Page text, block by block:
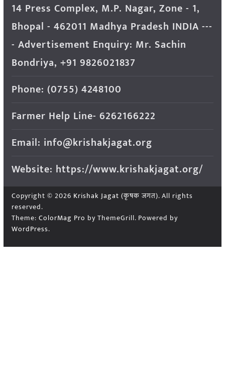
14 Press Complex, M.P. Nagar, Zone - 1,
Bhopal - 462011 Madhya Pradesh INDIA ---
- Advertisement Enquiry: Mr. Sachin
Bondriya, +91 9826021837
Phone: (0755) 4248100
Farmer Help Line- 6262166222
Email: info@krishakjagat.org
Website: https://www.krishakjagat.org/
Copyright © 2026 Krishak Jagat (कृषक जगत). All rights
reserved.
Theme: ColorMag Pro by ThemeGrill. Powered by
WordPress.